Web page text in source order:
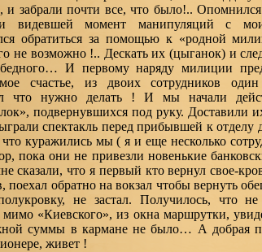
забрали почти все, что было!..
видевшей момент манипуляций с
обратиться за помощью к «родной
не возможно !.. Дескать их (цыганок) и
И первому наряду милиции
счастье, из двоих сотрудников один
что нужно делать ! И мы начали
подвернувшихся под руку. Доставили
спектакль перед прибывшей к отделу
куражились мы ( я и еще несколько
пока они не привезли новенькие
сказали, что я первый кто вернул свое-
поехал обратно на вокзал чтобы вернуть
не застал. Получилось, что
мимо «Киевского», из окна маршрутки,
суммы в кармане не было… А добрая
живет !